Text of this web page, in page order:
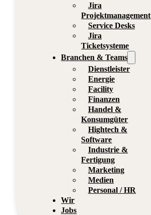
Jira
Projektmanagement
Service Desks
Jira
Ticketsysteme
Branchen & Teams
Dienstleister
Energie
Facility
Finanzen
Handel &
Konsumgüter
Hightech &
Software
Industrie &
Fertigung
Marketing
Medien
Personal / HR
Wir
Jobs